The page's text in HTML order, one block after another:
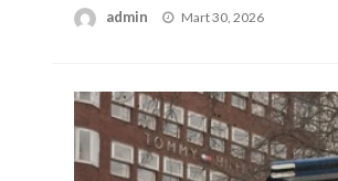
admin
Posted
Mart 30, 2026